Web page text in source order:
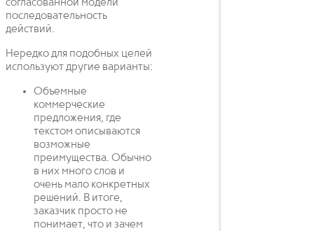
согласованной модели
последовательность
действий.
Нередко для подобных целей
используют другие варианты:
Объемные
коммерческие
предложения, где
текстом описываются
возможные
преимущества. Обычно
в них много слов и
очень мало конкретных
решений. В итоге,
заказчик просто не
понимает, что и зачем